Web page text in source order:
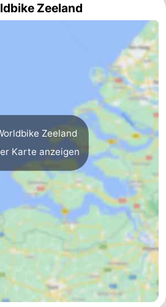
Zeeland
Zeeland
Karte anzeigen